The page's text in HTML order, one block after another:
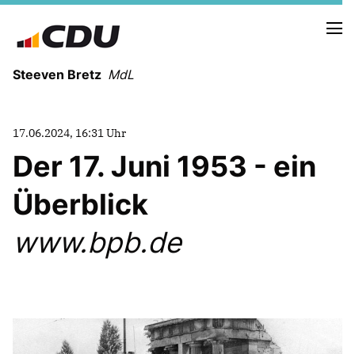
Steeven Bretz MdL
WAHLKREISBESUCHE
PRESSEFOTOS
MEIN BÜRGERBÜRO
ZIELE
Redebeiträge
17.06.2024, 16:31 Uhr
Der 17. Juni 1953 - ein
Überblick
www.bpb.de